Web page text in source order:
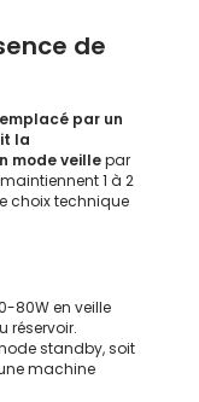
de
par un
la
mode veillepar
1 à 2
choix technique
80W en veille
réservoir.
standby, soit
machine